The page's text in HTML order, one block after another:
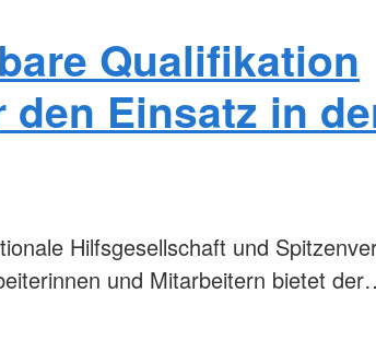
Qualifikation
Einsatz in
Hilfsgesellschaft und
und Mitarbeitern bietet